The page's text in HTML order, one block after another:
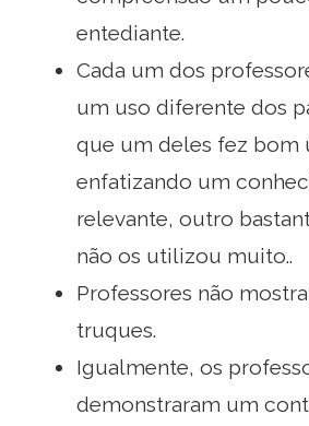
entediante.
Cada um dos
um uso diferente dos
que um deles fez bom
enfatizando um
relevante, outro
não os utilizou muito..
Professores não
truques.
Igualmente, os
demonstraram um